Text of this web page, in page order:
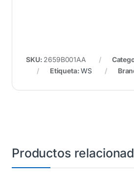
SKU: 2659B001AA
Etiqueta:WS
Productos